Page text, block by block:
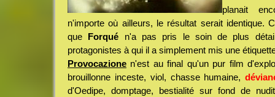
planait
n'importe où ailleurs, le résultat serait identique.
que Forqué n'a pas pris le soin de plus
protagonistes à qui il a simplement mis une
Provocazione n'est au final qu'un pur film
brouillonne inceste, viol, chasse humaine,
d'Oedipe, domptage, bestialité sur fond de